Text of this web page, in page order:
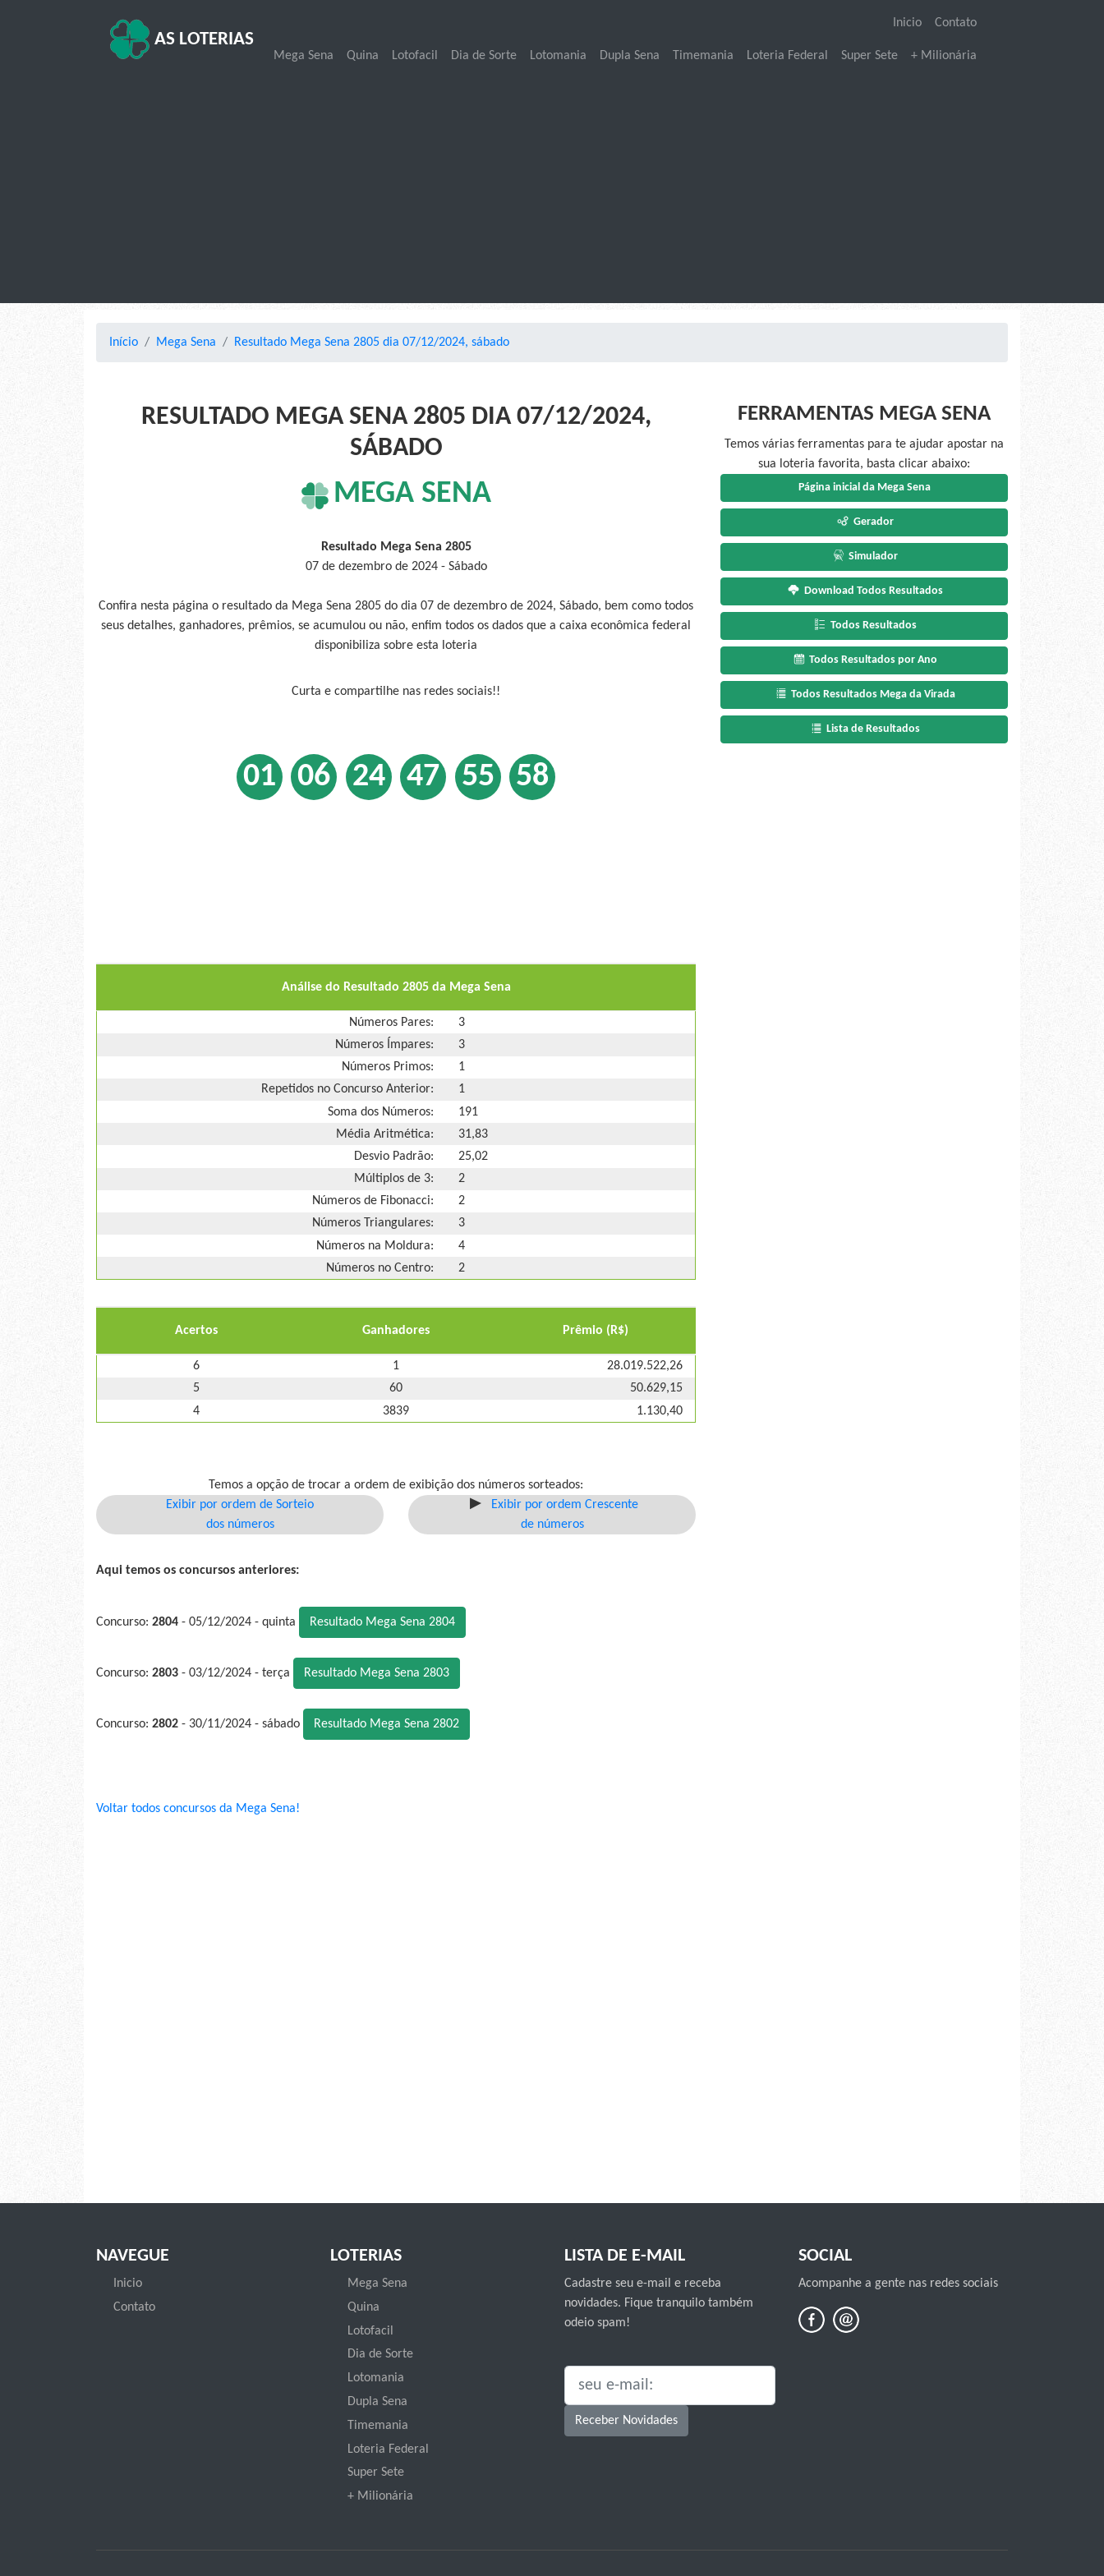
AS LOTERIAS
Inicio Contato
Mega Sena Quina Lotofacil Dia de Sorte Lotomania Dupla Sena Timemania Loteria Federal Super Sete + Milionária
Início Mega Sena Resultado Mega Sena 2805 dia 07/12/2024, sábado
RESULTADO MEGA SENA 2805 DIA 07/12/2024,
SÁBADO
MEGA SENA
Resultado Mega Sena 2805
07 de dezembro de 2024 - Sábado
Confira nesta página o resultado da Mega Sena 2805 do dia 07 de dezembro de 2024, Sábado, bem como todos
seus detalhes, ganhadores, prêmios, se acumulou ou não, enfim todos os dados que a caixa econômica federal
disponibiliza sobre esta loteria
Curta e compartilhe nas redes sociais!!
01 06 24 47 55 58
Análise do Resultado 2805 da Mega Sena
Números Pares:
3
Números Ímpares:
3
Números Primos:
1
Repetidos no Concurso Anterior:
1
Soma dos Números:
191
Média Aritmética:
31,83
Desvio Padrão:
25,02
Múltiplos de 3:
2
Números de Fibonacci:
2
Números Triangulares:
3
Números na Moldura:
4
Números no Centro:
2
Acertos Ganhadores Prêmio (R$)
6 1
28.019.522,26
5
60
50.629,15
4
3839 1.130,40
Temos a opção de trocar a ordem de exibição dos números sorteados:
Exibir por ordem de Sorteio
dos números
Exibir por ordem Crescente
de números
Aqui temos os concursos anteriores:
Concurso: 2804 - 05/12/2024 - quinta Resultado Mega Sena 2804
Concurso: 2803 - 03/12/2024 - terça Resultado Mega Sena 2803
Concurso: 2802 - 30/11/2024 - sábado Resultado Mega Sena 2802
Voltar todos concursos da Mega Sena!
FERRAMENTAS MEGA SENA
Temos várias ferramentas para te ajudar apostar na
sua loteria favorita, basta clicar abaixo:
Página inicial da Mega Sena
Gerador
Simulador
Download Todos Resultados
Todos Resultados
Todos Resultados por Ano
Todos Resultados Mega da Virada
Lista de Resultados
NAVEGUE
Inicio
Contato
LOTERIAS
Mega Sena
Quina
Lotofacil
Dia de Sorte
Lotomania
Dupla Sena
Timemania
Loteria Federal
Super Sete
+ Milionária
LISTA DE E-MAIL
Cadastre seu e-mail e receba
novidades. Fique tranquilo também
odeio spam!
SEU E-MAIL:
Receber Novidades
SOCIAL
Acompanhe a gente nas redes sociais